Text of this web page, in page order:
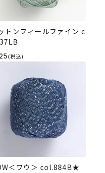
トンフィールファイン c
(税込)
WOW＜ワウ＞ col.884B★